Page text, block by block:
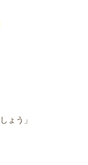
ょう」